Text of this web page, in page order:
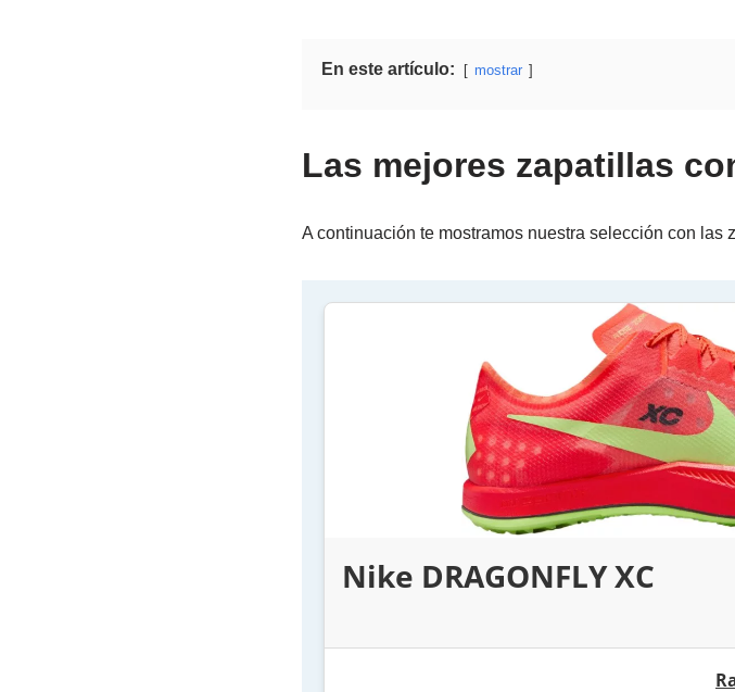
En este artículo: mostrar
Las mejores zapatillas
A continuación te mostramos nuestra selección con las
Nike DRAGONFLY XC